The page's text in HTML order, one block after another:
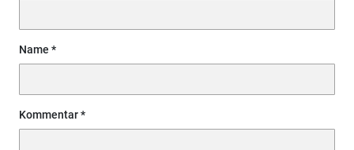
Name
Kommentar